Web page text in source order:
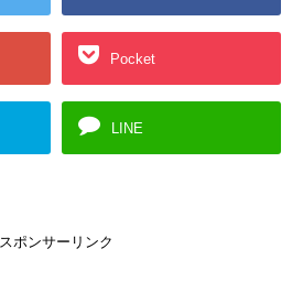
Pocket
LINE
スポンサーリンク